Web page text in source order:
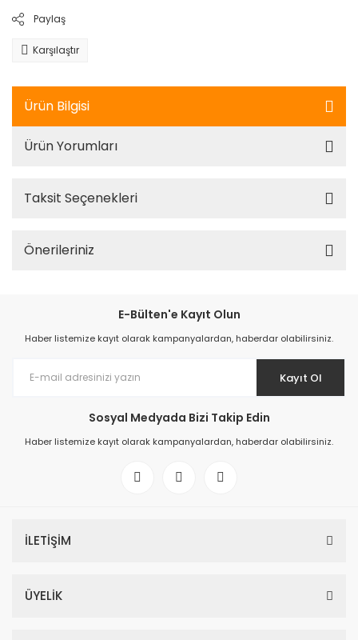
Paylaş
Karşılaştır
Ürün Bilgisi
Ürün Yorumları
Taksit Seçenekleri
Önerileriniz
E-Bülten'e Kayıt Olun
Haber listemize kayıt olarak kampanyalardan, haberdar olabilirsiniz.
Kayıt Ol
Sosyal Medyada Bizi Takip Edin
Haber listemize kayıt olarak kampanyalardan, haberdar olabilirsiniz.
İLETİŞİM
ÜYELİK